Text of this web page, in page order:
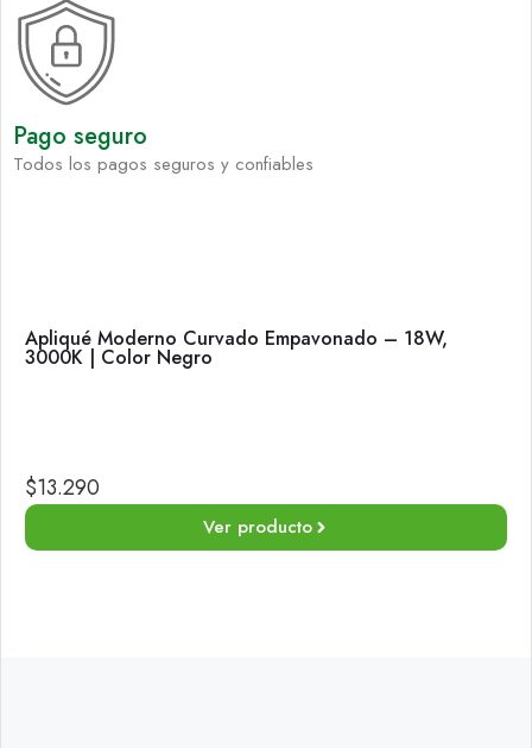
Pago seguro
Todos los pagos seguros y confiables
Apliqué Moderno Curvado Empavonado – 18W,
3000K | Color Negro
$13.290
Ver producto